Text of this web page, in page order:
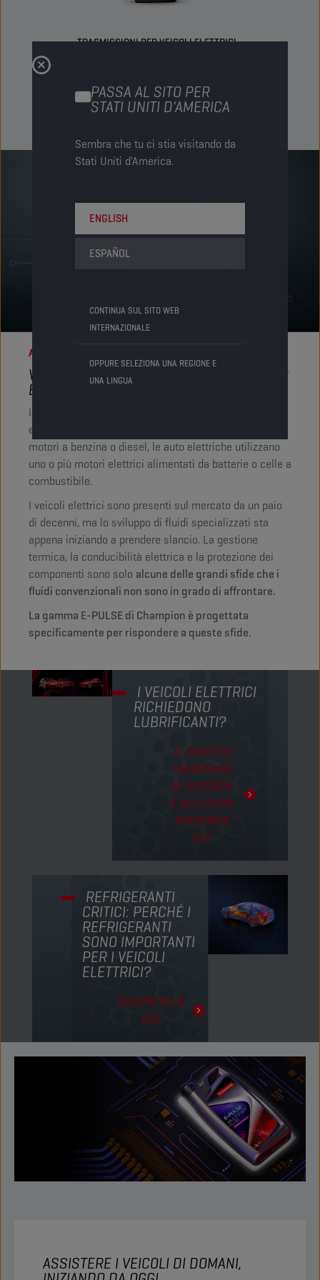
PASSA AL SITO PER
STATI UNITI D'AMERICA
Sembra che tu ci stia visitando da
Stati Uniti d'America.
ENGLISH
ESPAÑOL
CONTINUA SUL SITO WEB
INTERNAZIONALE
OPPURE SELEZIONA UNA REGIONE E
UNA LINGUA
TRASMISSIONI PER VEICOLI ELETTRICI
SCOPRITE
AFFRONTARE SFIDE COMPLESSE
VINCOLI IN MATERIA DI RAFFREDDAMENTO
E CONDUCIBILITÀ DEI VEICOLI ELETTRICI
I veicoli elettrici (EV) sono alimentati dall’energia
elettrica. A differenza dei veicoli convenzionali dotati di
motori a benzina o diesel, le auto elettriche utilizzano
uno o più motori elettrici alimentati da batterie o celle a
combustibile.
I veicoli elettrici sono presenti sul mercato da un paio
di decenni, ma lo sviluppo di fluidi specializzati sta
appena iniziando a prendere slancio. La gestione
termica, la conducibilità elettrica e la protezione dei
componenti sono solo alcune delle grandi sfide che i
fluidi convenzionali non sono in grado di affrontare.
La gamma E-PULSE di Champion è progettata
specificamente per rispondere a queste sfide.
I VEICOLI ELETTRICI
RICHIEDONO
LUBRIFICANTI?
IL NOSTRO
INGEGNERE
DI RICERCA
E SVILUPPO
RISPONDE
QUI
REFRIGERANTI
CRITICI: PERCHÉ I
REFRIGERANTI
SONO IMPORTANTI
PER I VEICOLI
ELETTRICI?
SCOPRITELO
QUI
ASSISTERE I VEICOLI DI DOMANI,